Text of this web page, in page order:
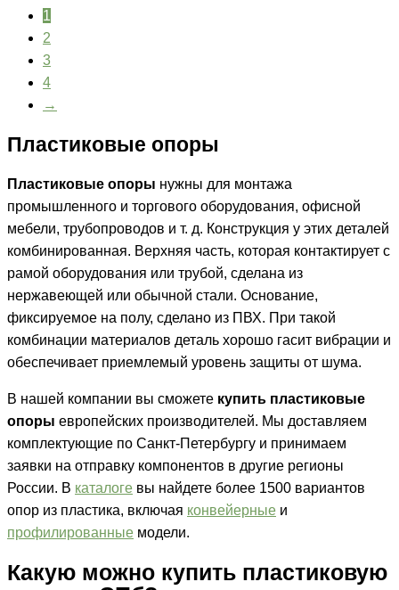
1
2
3
4
→
Пластиковые опоры
Пластиковые опоры нужны для монтажа
промышленного и торгового оборудования, офисной
мебели, трубопроводов и т. д. Конструкция у этих деталей
комбинированная. Верхняя часть, которая контактирует с
рамой оборудования или трубой, сделана из
нержавеющей или обычной стали. Основание,
фиксируемое на полу, сделано из ПВХ. При такой
комбинации материалов деталь хорошо гасит вибрации и
обеспечивает приемлемый уровень защиты от шума.
В нашей компании вы сможете купить пластиковые
опоры европейских производителей. Мы доставляем
комплектующие по Санкт-Петербургу и принимаем
заявки на отправку компонентов в другие регионы
России. В каталоге вы найдете более 1500 вариантов
опор из пластика, включая конвейерные и
профилированные модели.
Какую можно купить пластиковую